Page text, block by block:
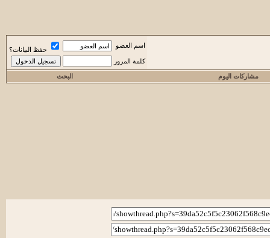
اسم العضو
حفظ البيانات؟
كلمة المرور
مشاركات اليوم البحث